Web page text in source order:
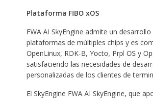
Plataforma FIBO xOS
FWA AI SkyEngine admite un
plataformas de múltiples chips y es
OpenLinux, RDK-B, Yocto, Prpl OS y
satisfaciendo las necesidades de
personalizadas de los clientes de
El SkyEngine FWA AI SkyEngine, que